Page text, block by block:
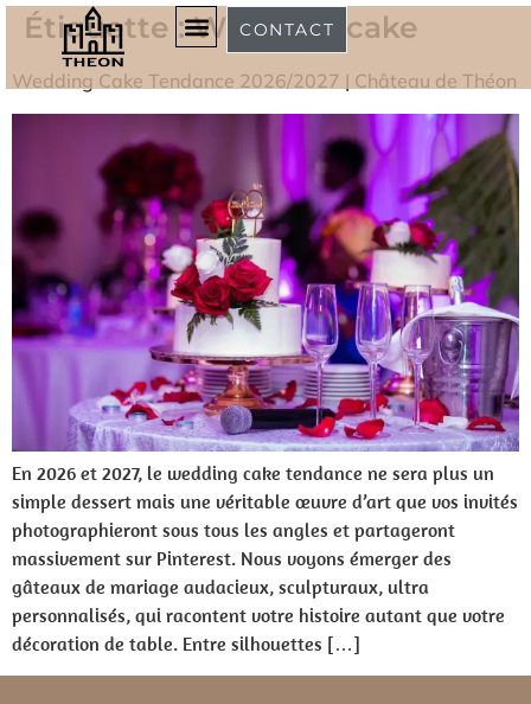
CONTACT
Étiquette :Wedding-cake
Wedding Cake Tendance 2026/2027 | Château de Théon
En 2026 et 2027, le wedding cake tendance ne sera plus un
simple dessert mais une véritable œuvre d’art que vos invités
photographieront sous tous les angles et partageront
massivement sur Pinterest. Nous voyons émerger des
gâteaux de mariage audacieux, sculpturaux, ultra
personnalisés, qui racontent votre histoire autant que votre
décoration de table. Entre silhouettes […]